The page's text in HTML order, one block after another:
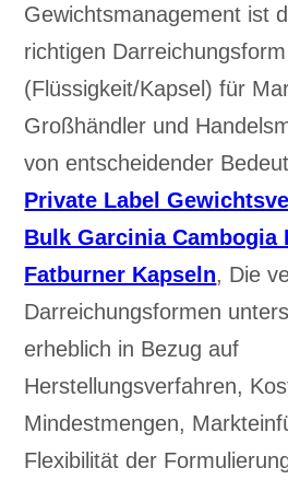
Gewichtsmanagement ist
richtigen Darreichungsform
(Flüssigkeit/Kapsel) für
Großhändler und
von entscheidender
Private Label
Bulk Garcinia Cambogia
Fatburner Kapseln, Die
Darreichungsformen
erheblich in Bezug auf
Herstellungsverfahren,
Mindestmengen,
Flexibilität der